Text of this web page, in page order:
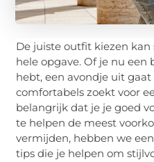
De juiste outfit kiezen kan
hele opgave. Of je nu
hebt, een avondje uit
comfortabels zoekt voor
belangrijk dat je je goed
te helpen de meest
vermijden, hebben we
tips die je helpen om